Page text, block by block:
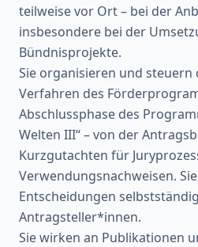
teilweise vor Ort – bei der
insbesondere bei der
Bündnisprojekte.
Sie organisieren und
Verfahren des
Abschlussphase des
Welten III“ – von der
Kurzgutachten für
Verwendungsnachweisen.
Entscheidungen
Antragsteller*innen.
Sie wirken an Publikationen